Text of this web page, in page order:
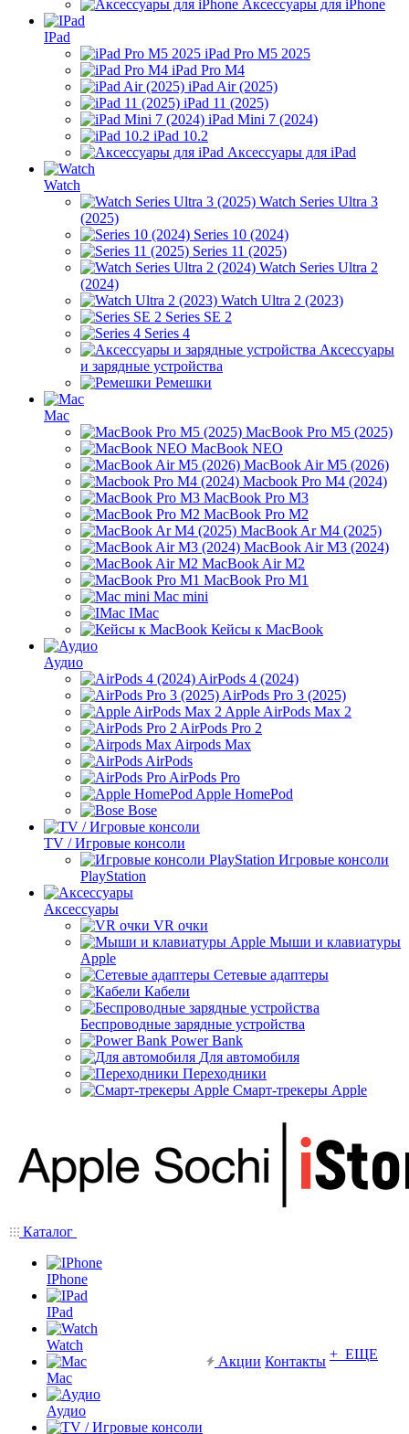
Аксессуары для iPhone
IPad
iPad Pro M5 2025
iPad Pro M4
iPad Air (2025)
iPad 11 (2025)
iPad Mini 7 (2024)
iPad 10.2
Аксессуары для iPad
Watch
Watch Series Ultra 3
(2025)
Series 10 (2024)
Series 11 (2025)
Watch Series Ultra 2
(2024)
Watch Ultra 2 (2023)
Series SE 2
Series 4
Аксессуары
и зарядные устройства
Ремешки
Mac
MacBook Pro M5 (2025)
MacBook NEO
MacBook Air M5 (2026)
Macbook Pro M4 (2024)
MacBook Pro M3
MacBook Pro M2
MacBook Ar M4 (2025)
MacBook Air M3 (2024)
MacBook Air M2
MacBook Pro M1
Mac mini
IMac
Кейсы к MacBook
Аудио
AirPods 4 (2024)
AirPods Pro 3 (2025)
Apple AirPods Max 2
AirPods Pro 2
Airpods Max
AirPods
AirPods Pro
Apple HomePod
Bose
TV / Игровые консоли
Игровые консоли
PlayStation
Аксессуары
VR очки
Мыши и клавиатуры
Apple
Сетевые адаптеры
Кабели
Беспроводные зарядные устройства
Power Bank
Для автомобиля
Переходники
Смарт-трекеры Apple
Каталог
IPhone
IPad
Watch
Mac
Аудио
Акции Контакты + ЕЩЕ